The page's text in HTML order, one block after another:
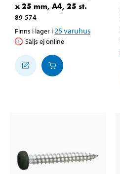
x 25 mm, A4, 25 st.
89-574
Finns i lager i 25varuhus
Säljs ej online